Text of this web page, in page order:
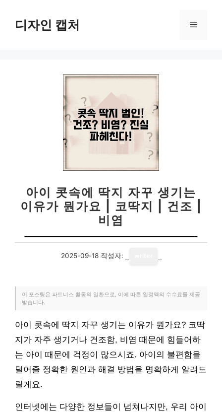
디자인 캡처 메
아이 콧속에 딱지 자꾸 생기는
이유가 뭔가요 | 코딱지 | 건조 |
비염
2025-09-18 작성자:
이 포스팅은 파트너스 활동의 일환으로, 이에 따른 일정액의 수수료를 제공
받습니다.
아이 콧속에 딱지 자꾸 생기는 이유가 뭔가요? 코딱
지가 자주 생기거나 건조함, 비염 때문에 힘들어하
는 아이 때문에 걱정이 많으시죠. 아이의 불편함을
덜어줄 정확한 원인과 해결 방법을 명확하게 알려드
릴게요.
인터넷에는 다양한 정보들이 넘쳐나지만, 우리 아이